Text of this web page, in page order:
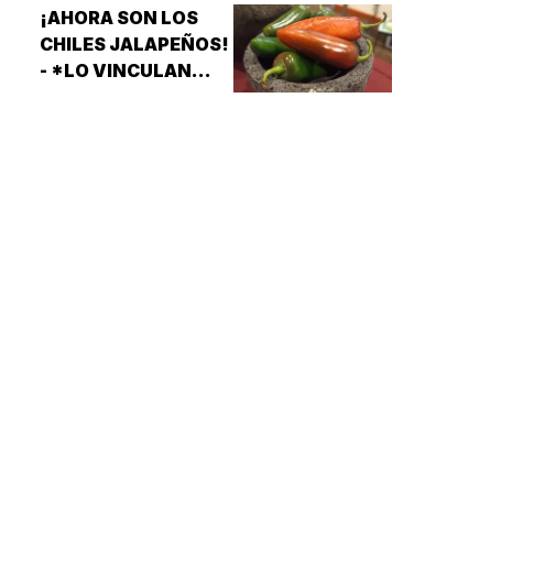
ELÉCTRICOS
¡AHORA SON LOS
CHILES JALAPEÑOS!
- *LO VINCULAN